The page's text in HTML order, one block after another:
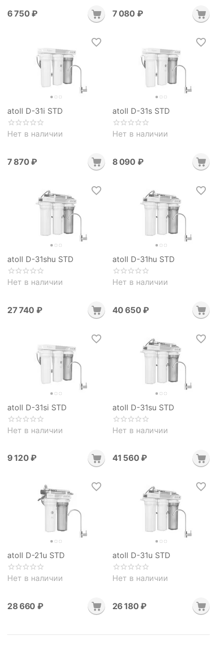
6 750 ₽ 7 080 ₽
atoll D-31i STD
Нет в наличии
7 870 ₽
atoll D-31s STD
Нет в наличии
8 090 ₽
atoll D-31shu STD
Нет в наличии
27 740 ₽
atoll D-31hu STD
Нет в наличии
40 650 ₽
atoll D-31si STD
Нет в наличии
9 120 ₽
atoll D-31su STD
Нет в наличии
41 560 ₽
atoll D-21u STD
Нет в наличии
28 660 ₽
atoll D-31u STD
Нет в наличии
26 180 ₽